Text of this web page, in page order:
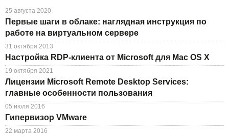
25 августа 2020
Первые шаги в облаке: наглядная инструкция по
работе на виртуальном сервере
31 октября 2013
Настройка RDP-клиента от Microsoft для Mac OS X
19 октября 2021
Лицензии Microsoft Remote Desktop Services:
главные особенности пользования
05 июля 2016
Гипервизор VMware
22 марта 2016